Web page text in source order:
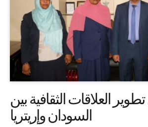
العلاقات الثقافية بين
السودان وإريتريا